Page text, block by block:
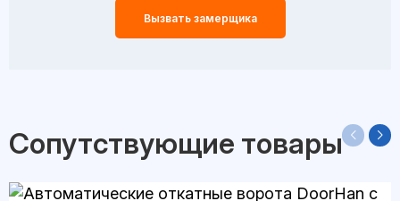
Вызвать замерщика
Сопутствующие товары